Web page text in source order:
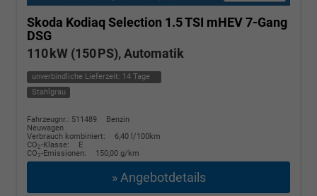
Skoda Kodiaq Selection 1.5 TSI mHEV 7-Gang
DSG
110 kW (150 PS), Automatik
unverbindliche Lieferzeit: 14 Tage
Stahlgrau
Fahrzeugnr.: 511489
Benzin
Neuwagen
Verbrauch kombiniert:
6,40 l/100km
CO2-Klasse:
E
CO2-Emissionen: 150,00 g/km
» Angebotdetails